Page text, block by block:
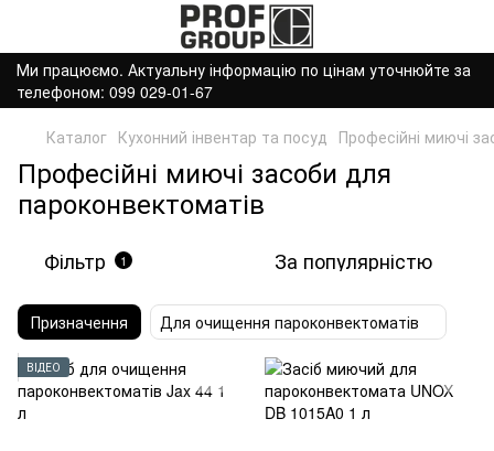
Ми працюємо. Актуальну інформацію по цінам уточнюйте за
телефоном: 099 029-01-67
Каталог Кухонний інвентар та посуд Професійні миючі
Професійні миючі засоби для
пароконвектоматів
Фільтр 1 За популярністю
Призначення Для очищення пароконвектоматів
ВІДЕО